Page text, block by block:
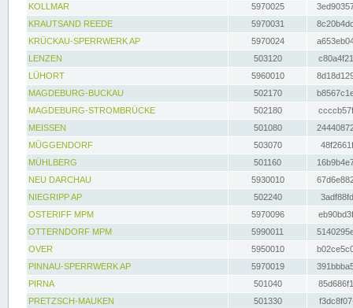
KOLLMAR
5970025
KRAUTSAND REEDE
5970031
KRÜCKAU-SPERRWERK AP
5970024
LENZEN
503120
LÜHORT
5960010
MAGDEBURG-BUCKAU
502170
MAGDEBURG-STROMBRÜCKE
502180
MEISSEN
501080
MÜGGENDORF
503070
MÜHLBERG
501160
NEU DARCHAU
5930010
NIEGRIPP AP
502240
OSTERIFF MPM
5970096
OTTERNDORF MPM
5990011
OVER
5950010
PINNAU-SPERRWERK AP
5970019
PIRNA
501040
PRETZSCH-MAUKEN
501330